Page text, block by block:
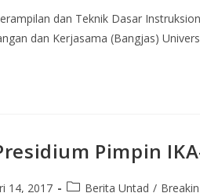
dan Teknik Dasar
dan Kerjasama (Bangjas)
Pimpin
14, 2017 Berita Untad /